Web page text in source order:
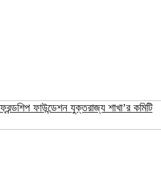
ফাউন্ডেশন যুক্তরাজ্য শাখা’র কমিটি